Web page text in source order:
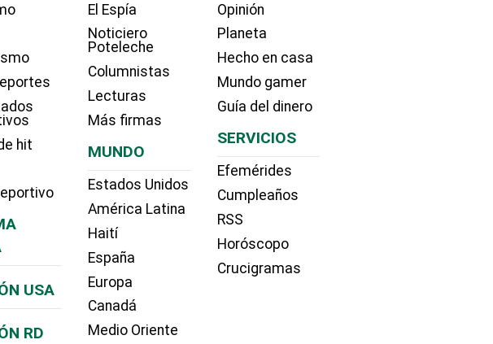
hit
USA
RD
El Espía
Noticiero
Poteleche
Columnistas
Lecturas
Más firmas
MUNDO
Estados Unidos
América Latina
Haití
España
Europa
Canadá
Medio Oriente
Opinión
Planeta
Hecho en casa
Mundo gamer
Guía del dinero
SERVICIOS
Efemérides
Cumpleaños
RSS
Horóscopo
Crucigramas